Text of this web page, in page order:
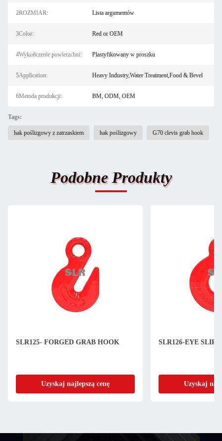
2ROZMIAR: Lista argumentów
3Color: Red or OEM
4Wykończenie powierzchni: Plastyfikowany w proszku
5Application: Heavy Industry,Water Treatment,Food & Bevel
6Metoda produkcji: BM, ODM, OEM
Tags:
hak poślizgowy z zatrzaskiem hak poślizgowy G70 clevis grab hook
Podobne Produkty
SLR125- FORGED GRAB HOOK
Uzyskaj najlepszą cenę
SLR126-EYE SLIP
Uzyskaj